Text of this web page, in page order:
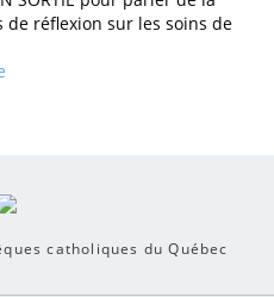
réflexion sur les soins de
catholiques du Québec